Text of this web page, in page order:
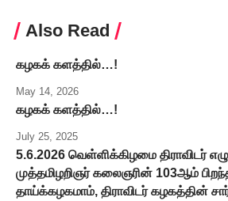
Also Read
கழகக் களத்தில்…!
May 14, 2026
கழகக் களத்தில்…!
July 25, 2025
5.6.2026 வெள்ளிக்கிழமை திராவிடர்
முத்தமிழறிஞர் கலைஞரின் 103ஆம்
தாய்க்கழகமாம், திராவிடர் கழகத்தின்